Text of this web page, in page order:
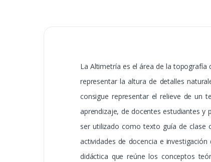
La Altimetría es el área de la
representar la altura de detalles
consigue representar el relieve de un
aprendizaje, de docentes estudiantes y
ser utilizado como texto guía de clase
actividades de docencia e
didáctica que reúne los conceptos